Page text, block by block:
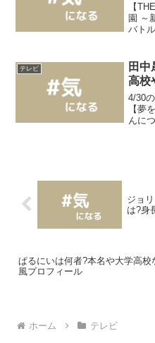
【
園 ～
バト
野菜
介さ
テレビ
田中
高校
4/30
【夢
んに
ジョ
は?身
ぱるにいは何者?本名や大学高校
風プロフィール
ホーム テレビ